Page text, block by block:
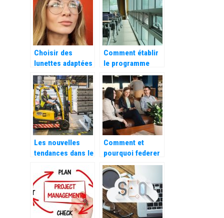
correctement ce
qui existe déjà
Choisir des
lunettes adaptées
à la forme de son
visage
Comment établir
le programme
d’un évènement ?
Les nouvelles
tendances dans le
l’aménagement
professionnel
Comment et
pourquoi federer
son equipe de
travail ?